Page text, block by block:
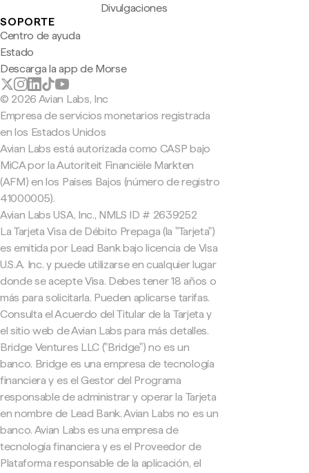
Divulgaciones
SOPORTE
Centro de ayuda
Estado
Descarga la app de Morse
© 2026 Avian Labs, Inc
Empresa de servicios monetarios registrada
en los Estados Unidos
Avian Labs está autorizada como CASP bajo
MiCA por la Autoriteit Financiële Markten
(AFM) en los Países Bajos (número de registro
41000005).
Avian Labs USA, Inc., NMLS ID # 2639252
La Tarjeta Visa de Débito Prepaga (la "Tarjeta")
es emitida por Lead Bank bajo licencia de Visa
U.S.A. Inc. y puede utilizarse en cualquier lugar
donde se acepte Visa. Debes tener 18 años o
más para solicitarla. Pueden aplicarse tarifas.
Consulta el Acuerdo del Titular de la Tarjeta y
el sitio web de Avian Labs para más detalles.
Bridge Ventures LLC ("Bridge") no es un
banco. Bridge es una empresa de tecnología
financiera y es el Gestor del Programa
responsable de administrar y operar la Tarjeta
en nombre de Lead Bank. Avian Labs no es un
banco. Avian Labs es una empresa de
tecnología financiera y es el Proveedor de
Plataforma responsable de la aplicación, el